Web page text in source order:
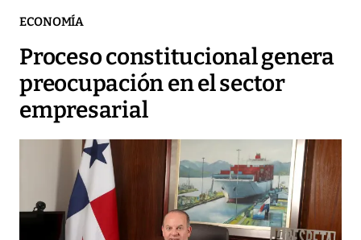
ECONOMÍA
Proceso constitucional genera
preocupación en el sector
empresarial